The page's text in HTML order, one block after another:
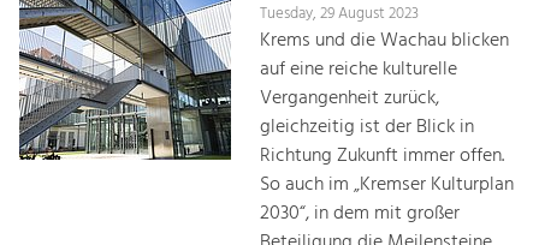
Tuesday, 29 August 2023
Krems und die Wachau blicken
auf eine reiche kulturelle
Vergangenheit zurück,
gleichzeitig ist der Blick in
Richtung Zukunft immer offen.
So auch im „Kremser Kulturplan
2030“, in dem mit großer